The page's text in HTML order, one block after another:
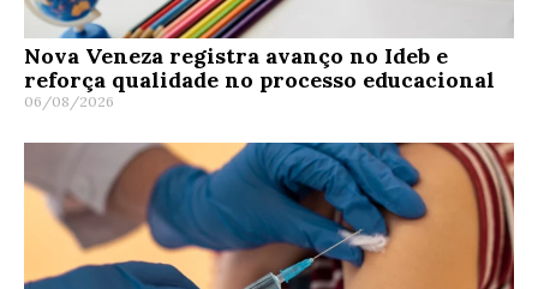
Nova Veneza registra avanço no Ideb e
reforça qualidade no processo educacional
06/08/2026